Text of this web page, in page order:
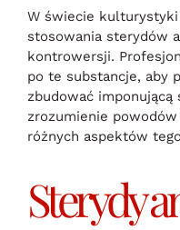
W świecie
stosowania sterydów
kontrowersji.
po te substancje, aby
zbudować
zrozumienie
różnych aspektów
Sterydy